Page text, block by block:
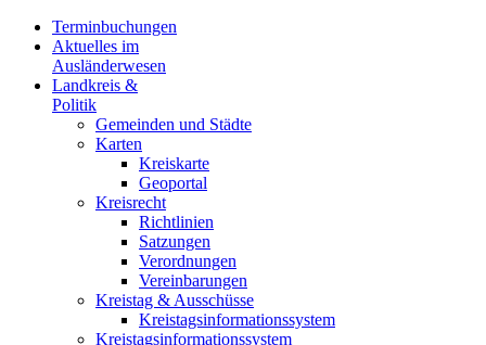
Terminbuchungen
Aktuelles im
Ausländerwesen
Landkreis &
Politik
Gemeinden und Städte
Karten
Kreiskarte
Geoportal
Kreisrecht
Richtlinien
Satzungen
Verordnungen
Vereinbarungen
Kreistag & Ausschüsse
Kreistagsinformationssystem
Kreistagsinformationssystem